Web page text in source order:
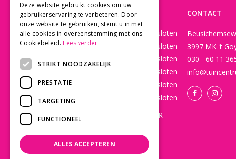
OPENINGSTIJDEN
Maandag
Gesloten
Dinsdag
Gesloten
Gesloten
Gesloten
Vrijdag
Gesloten
Zaterdag
Gesloten
WEBSHOP OPEN 24/7 365 DAGEN PER
DAGELIJKS VERZONDEN!
Toon alle openingstijden
CONTACT
3997 MK 't
030 - 60 11
Deze website gebruikt cookies om uw
gebruikerservaring te verbeteren. Door
onze website te gebruiken, stemt u in met
alle cookies in overeenstemming met ons
Cookiebeleid. Lees verder
STRIKT NOODZAKELIJK
PRESTATIE
TARGETING
FUNCTIONEEL
ALLES ACCEPTEREN